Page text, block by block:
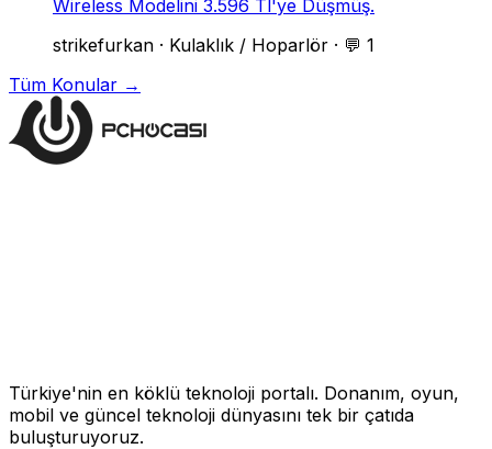
Wireless Modelini 3.596 Tl'ye Düşmüş.
strikefurkan · Kulaklık / Hoparlör · 💬 1
Tüm Konular →
Türkiye'nin en köklü teknoloji portalı. Donanım, oyun,
mobil ve güncel teknoloji dünyasını tek bir çatıda
buluşturuyoruz.